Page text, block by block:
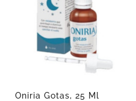
Oniria Gotas, 25 Ml